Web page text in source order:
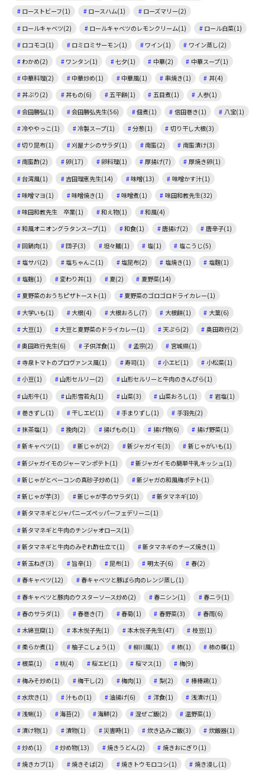
ローストビーフ(1)
ロースハム(1)
ローズマリー(2)
ロールキャベツ(2)
ロールキャベツのレモンクリーム(1)
ロール白菜(1)
ロコモコ(1)
ロミロミサーモン(1) ワイン(1)
ワイン蒸し(2)
わかめ(2)
ワンタン(1) 七夕(1) 中華(2)
中華スープ(1)
中華料理(2)
中華炒め(1) 中華風(1) 串焼き(1)
丼(4)
丼ぶり(2)
丼もの(6) 五平餅(1) 五目煮(1)
人参(1)
会田勝弘(1)
会田勝弘先生(56) 佃煮(1) 信田巻き(1)
八宝(1)
冷ややっこ(1)
冷製スープ(1) 分葱(1)
切り干し大根(3)
切り昆布(1)
刈屋ナシのサラダ(1) 南蛮(2)
南蛮漬け(3)
南蛮酢(2)
卵(17) 卵料理(1) 厚揚げ(7)
厚焼き卵(1)
台湾風(1)
吉田理恵先生(14) 味噌(13)
味噌かす汁(1)
味噌マヨ(1)
味噌焼き(1) 味噌煮(1)
味田和教先生(32)
味田和教先生 卒業(1)
和え物(1)
和風(4)
和風オニオングラタンスープ(1)
和食(1) 唐揚げ(2)
唐辛子(1)
回鍋肉(1)
団子(3) 坦々麺(1) 塩(1)
塩こうじ(5)
塩サバ(2)
塩ちゃんこ(1) 塩昆布(2) 塩焼き(1)
塩麴(1)
塩麹(1)
変わり丼(1) 夏(2)
夏野菜(14)
夏野菜のおうちピザトースト(1)
夏野菜のゴロゴロドライカレー(1)
大学いも(1)
大根(4) 大根おろし(7) 大根餅(1)
大葉(6)
大豆(1)
大豆と夏野菜のドライカレー(1) 天ぷら(2)
奥田政行(2)
奥田政行先生(6)
子供洋食(1) 孟宗(2)
宮城県(1)
寺泉トマトのプロヴァンス風(1)
寿司(1) 小エビ(1)
小松菜(1)
小豆(1)
山形セルリー(2)
山形セルリーと牛肉のきんぴら(1)
山形牛(1)
山形雪若丸(1) 山菜(3) 山菜おろし(1)
岩塩(1)
巻きずし(1)
干しエビ(1) 手まりずし(1)
手羽先(2)
抹茶塩(1)
挽肉(2) 揚げもの(1) 揚げ物(6)
揚げ野菜(1)
新キャベツ(1)
新じゃが(2) 新ジャガイモ(3)
新じゃがいも(1)
新ジャガイモのジャーマンポテト(1)
新ジャガイモの簡単牛乳キッシュ(1)
新じゃがとベーコンの真砂子炒め(1)
新ジャガの和風梅ポテト(1)
新じゃが芋(3)
新じゃが芋のサラダ(1)
新タマネギ(10)
新タマネギとジャパニーズペッパーフェデリーニ(1)
新タマネギと牛肉のチンジャオロース(1)
新タマネギと牛肉のみぞれ酢仕立て(1)
新タマネギのチーズ焼き(1)
新玉ねぎ(3)
旨辛(1) 昆布(1) 明太子(6)
春(2)
春キャベツ(12)
春キャベツと豚ばら肉のレンジ蒸し(1)
春キャベツと豚肉のウスターソース炒め(2)
春ニシン(1)
春ニラ(1)
春のサラダ(1)
春巻き(7) 春菊(1) 春野菜(3)
春雨(6)
木綿豆腐(1)
本木悦子先(1) 本木悦子先生(47)
枝豆(1)
柔らか煮(1)
柚子こしょう(1) 柳川風(1) 柿(1)
柿の種(1)
根菜(1)
桃(4) 桜エビ(1) 桜マス(1)
梅(9)
梅みそ炒め(1)
梅干し(2) 梅肉(1) 梨(2)
棒棒鶏(1)
水炊き(1)
汁もの(1) 油揚げ(6) 洋食(1)
浅漬け(1)
浅蜊(1)
海苔(2) 海鮮(2) 混ぜご飯(2)
温野菜(1)
漬け物(1)
漬物(1) 災害時(1) 炊き込みご飯(3)
炊飯器(1)
炒め(1)
炒め物(13) 焼きうどん(2)
焼きおにぎり(1)
焼きカブ(1)
焼きそば(2) 焼きトウモロコシ(1) 焼き浸し(1)